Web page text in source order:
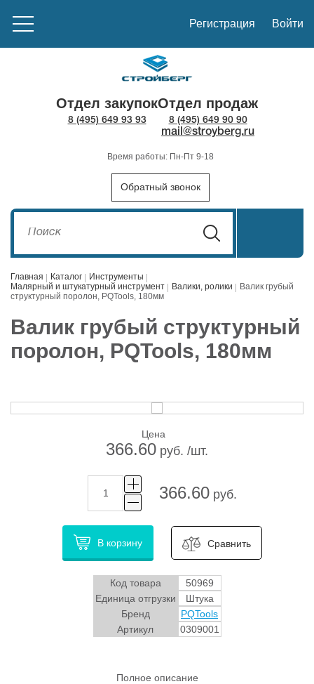
Регистрация Войти
Отдел закупок
8 (495) 649 93 93
Отдел продаж
8 (495) 649 90 90
mail@stroyberg.ru
Время работы: Пн-Пт 9-18
Обратный звонок
Главная Каталог
Инструменты
Малярный и штукатурный инструмент
Валики, ролики
Валик грубый
структурный поролон, PQTools, 180мм
Валик грубый структурный
поролон, PQTools, 180мм
Цена
366.60 руб. /шт.
366.60 руб.
В корзину Сравнить
Код товара
50969
Единица отгрузки
Штука
Бренд
PQTools
Артикул
0309001
Полное описание